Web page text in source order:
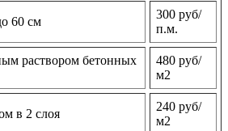
60 см
300 руб/
п.м.
раствором бетонных
480 руб/
м2
в 2 слоя
240 руб/
м2